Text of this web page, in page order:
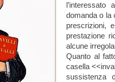
domanda o la
prescrizioni,
prestazione
alcune
Quanto al
casella
sussistenza